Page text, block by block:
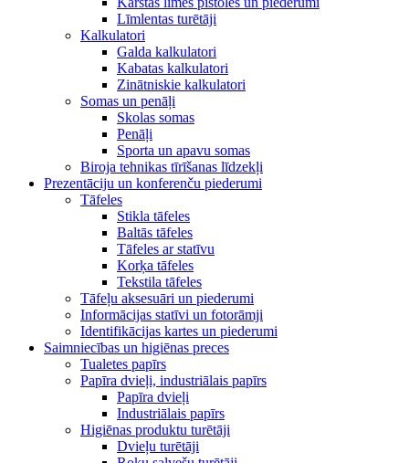
Līmlentas turētāji
Kalkulatori
Galda kalkulatori
Kabatas kalkulatori
Zinātniskie kalkulatori
Somas un penāļi
Skolas somas
Penāļi
Sporta un apavu somas
Biroja tehnikas tīrīšanas līdzekļi
Prezentāciju un konferenču piederumi
Tāfeles
Stikla tāfeles
Baltās tāfeles
Tāfeles ar statīvu
Korķa tāfeles
Tekstila tāfeles
Tāfeļu aksesuāri un piederumi
Informācijas statīvi un fotorāmji
Identifikācijas kartes un piederumi
Saimniecības un higiēnas preces
Tualetes papīrs
Papīra dvieļi, industriālais papīrs
Papīra dvieļi
Industriālais papīrs
Higiēnas produktu turētāji
Dvieļu turētāji